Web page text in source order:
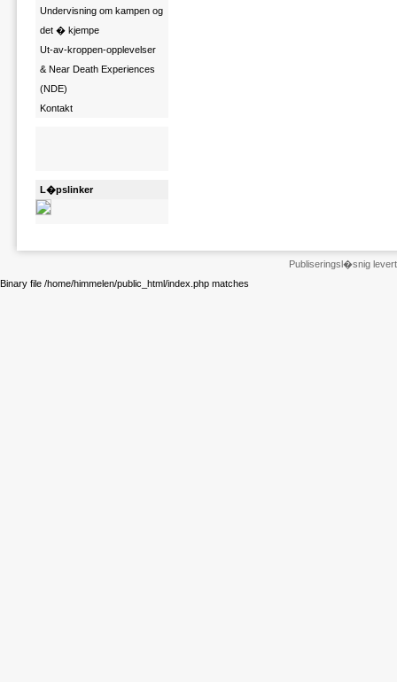
Undervisning om kampen og
det � kjempe
Ut-av-kroppen-opplevelser
& Near Death Experiences
(NDE)
Kontakt
L�pslinker
Publiseringsl�snig
Binary file /home/himmelen/public_html/index.php matches